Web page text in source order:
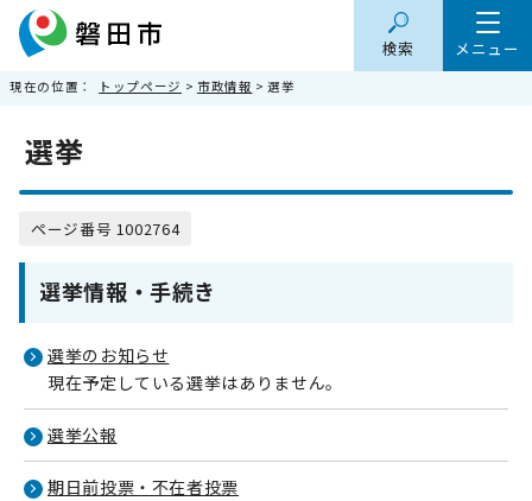
メニュー
検索
現在の位置： トップページ > 市政情報 > 選挙
選挙
ページ番号 1002764
選挙情報・手続き
選挙のお知らせ
現在予定している選挙はありません。
選挙公報
期日前投票・不在者投票